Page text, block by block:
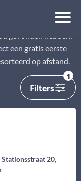
gevonden hebben.
een gratis eerste
op afstand.
Filters
1
Stationsstraat 20,